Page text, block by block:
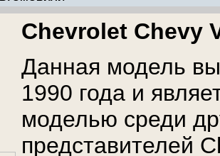
Chevrolet Chevy
Данная модель
1990 года и
моделью среди
представителей